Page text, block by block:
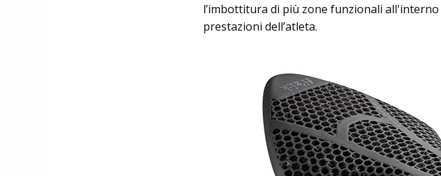
l’imbottitura di più zone funzionali
prestazioni dell’atleta.